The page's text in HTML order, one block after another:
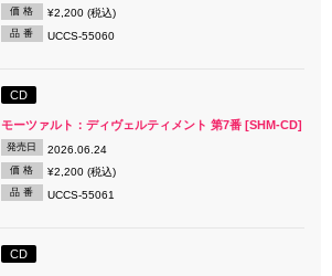
価 格 ¥2,200 (税込)
品 番 UCCS-55060
CD
モーツァルト：ディヴェルティメント 第7番 [SHM-CD]
発売日 2026.06.24
価 格 ¥2,200 (税込)
品 番 UCCS-55061
CD